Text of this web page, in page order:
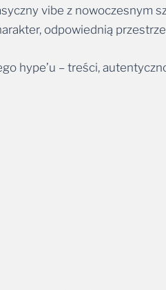
vibe z nowoczesnym
odpowiednią
hype’u – treści,